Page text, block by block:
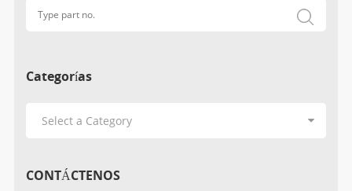
Categorías
CONTÁCTENOS